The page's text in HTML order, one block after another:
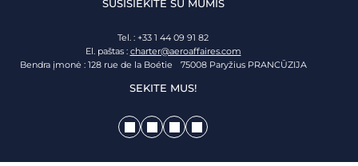
SUSISIEKITE SU MUMIS
Tel. : +33 1 44 09 91 82
El. paštas : charter@aeroaffaires.com
Bendra įmonė : 128 rue de la Boétie 75008 Paryžius PRANCŪZIJA
SEKITE MUS!